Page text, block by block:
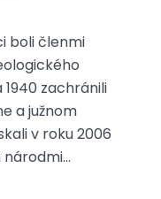
boli členmi
zachránili
a južnom
v roku 2006